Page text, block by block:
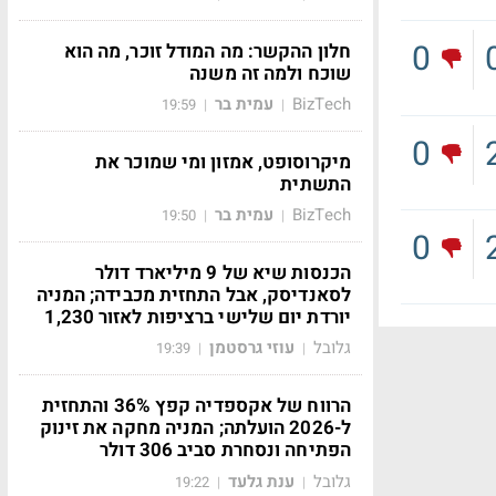
0
0
0
חלון ההקשר: מה המודל זוכר, מה הוא
שוכח ולמה זה משנה
BizTech
| עמית בר |
19:59
מיקרוסופט, אמזון ומי שמוכר את
התשתית
BizTech
| עמית בר |
19:50
הכנסות שיא של 9 מיליארד דולר
לסאנדיסק, אבל התחזית מכבידה; המניה
יורדת יום שלישי ברציפות לאזור 1,230
גלובל | עוזי גרסטמן |
19:39
הרווח של אקספדיה קפץ 36% והתחזית
ל-2026 הועלתה; המניה מחקה את זינוק
הפתיחה ונסחרת סביב 306 דולר
גלובל | ענת גלעד |
19:22